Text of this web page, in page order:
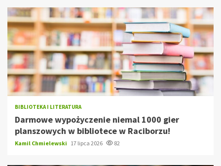
BIBLIOTEKA I LITERATURA
Darmowe wypożyczenie niemal 1000 gier
planszowych w bibliotece w Raciborzu!
Kamil Chmielewski 17 lipca 2026 82